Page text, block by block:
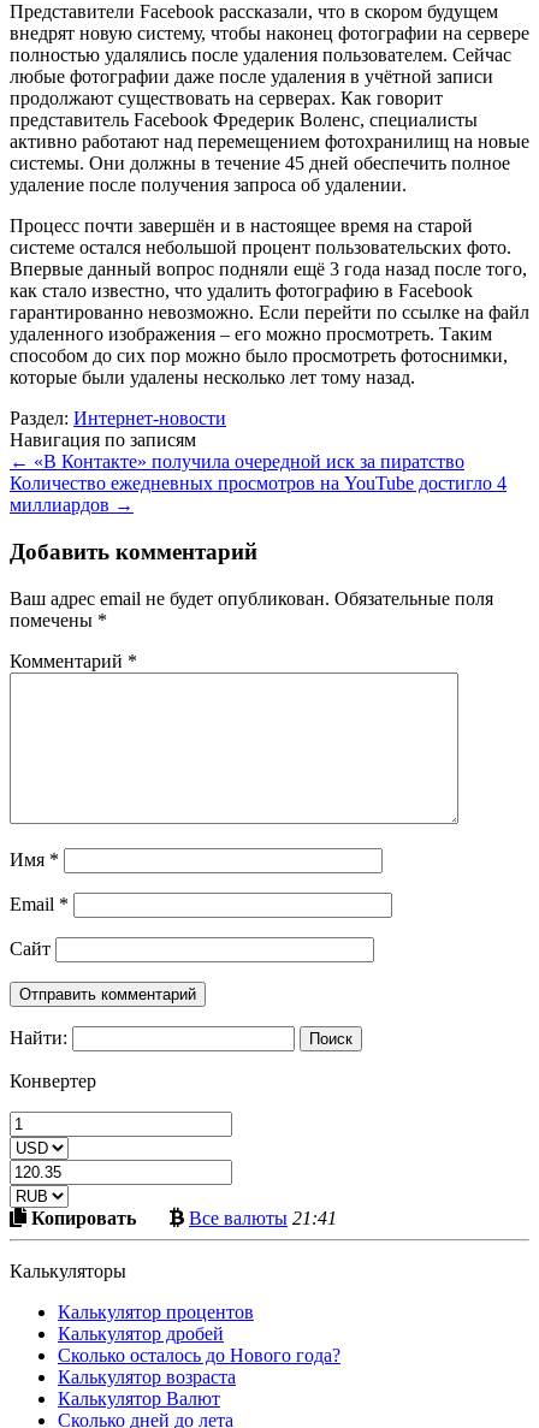
Представители Facebook рассказали, что в скором будущем
внедрят новую систему, чтобы наконец фотографии на сервере
полностью удалялись после удаления пользователем. Сейчас
любые фотографии даже после удаления в учётной записи
продолжают существовать на серверах. Как говорит
представитель Facebook Фредерик Воленс, специалисты
активно работают над перемещением фотохранилищ на новые
системы. Они должны в течение 45 дней обеспечить полное
удаление после получения запроса об удалении.
Процесс почти завершён и в настоящее время на старой
системе остался небольшой процент пользовательских фото.
Впервые данный вопрос подняли ещё 3 года назад после того,
как стало известно, что удалить фотографию в Facebook
гарантированно невозможно. Если перейти по ссылке на файл
удаленного изображения – его можно просмотреть. Таким
способом до сих пор можно было просмотреть фотоснимки,
которые были удалены несколько лет тому назад.
Раздел: Интернет-новости
Навигация по записям
← «В Контакте» получила очередной иск за пиратство
Количество ежедневных просмотров на YouTube достигло 4
миллиардов →
Добавить комментарий
Ваш адрес email не будет опубликован. Обязательные поля
помечены *
Комментарий *
Имя *
Email *
Сайт
Найти:
Конвертер
КопироватьСкопировать
в
Все валютыБольше
криптовалют
21:41
Калькуляторы
Калькулятор процентов
Калькулятор дробей
Сколько осталось до Нового года?
Калькулятор возраста
Калькулятор Валют
Сколько дней до лета